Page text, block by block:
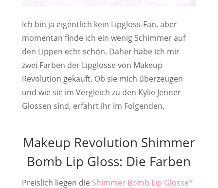
Ich bin ja eigentlich kein Lipgloss-Fan, aber
momentan finde ich ein wenig Schimmer auf
den Lippen echt schön. Daher habe ich mir
zwei Farben der Lipglosse von Makeup
Revolution gekauft. Ob sie mich überzeugen
und wie sie im Vergleich zu den Kylie Jenner
Glossen sind, erfahrt ihr im Folgenden.
Makeup Revolution Shimmer
Bomb Lip Gloss: Die Farben
Preislich liegen die Shimmer Bomb Lip Glosse